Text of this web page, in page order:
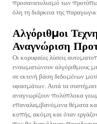
προσανατολισμό των
όλη τη διάρκεια της
Αλγόριθμοι
Αναγνώριση
Οι κορυφαίες λύσεις
ενσωματώνουν αλγόριθμους
σε εκτενή βάση δεδομένων
υφασμάτων. Αυτά τα
αναγνωρίζουν πολύπλοκα
επαναλαμβανόμενα θέματα και
κοπής, ακόμη και όταν